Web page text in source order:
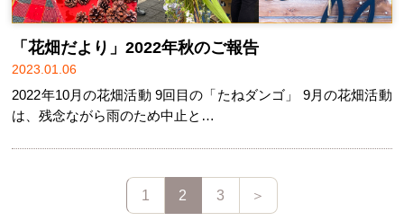
「花畑だより」2022年秋のご報告
2023.01.06
2022年10月の花畑活動 9回目の「たねダンゴ」 9月の花畑活動
は、残念ながら雨のため中止と…
1 2 3 ＞